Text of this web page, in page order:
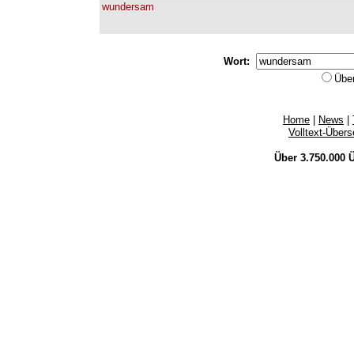
wundersam
Wort:
Home News
Volltext-
Über 3.750.000